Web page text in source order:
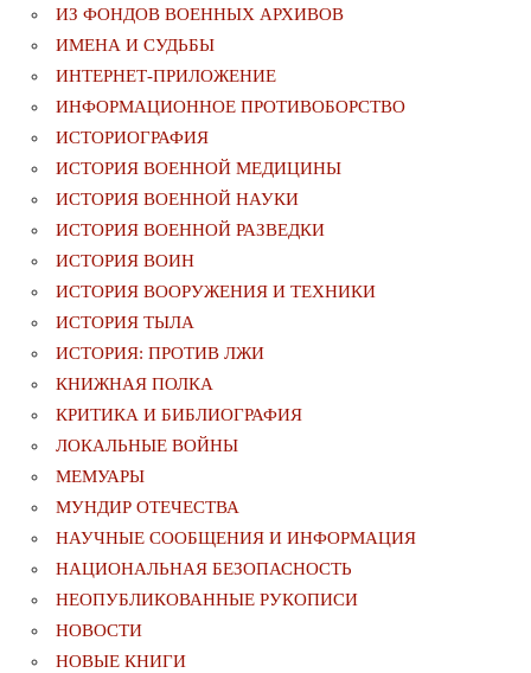
ИЗ ФОНДОВ ВОЕННЫХ АРХИВОВ
ИМЕНА И СУДЬБЫ
ИНТЕРНЕТ-ПРИЛОЖЕНИЕ
ИНФОРМАЦИОННОЕ ПРОТИВОБОРСТВО
ИСТОРИОГРАФИЯ
ИСТОРИЯ ВОЕННОЙ МЕДИЦИНЫ
ИСТОРИЯ ВОЕННОЙ НАУКИ
ИСТОРИЯ ВОЕННОЙ РАЗВЕДКИ
ИСТОРИЯ ВОИН
ИСТОРИЯ ВООРУЖЕНИЯ И ТЕХНИКИ
ИСТОРИЯ ТЫЛА
ИСТОРИЯ: ПРОТИВ ЛЖИ
КНИЖНАЯ ПОЛКА
КРИТИКА И БИБЛИОГРАФИЯ
ЛОКАЛЬНЫЕ ВОЙНЫ
МЕМУАРЫ
МУНДИР ОТЕЧЕСТВА
НАУЧНЫЕ СООБЩЕНИЯ И ИНФОРМАЦИЯ
НАЦИОНАЛЬНАЯ БЕЗОПАСНОСТЬ
НЕОПУБЛИКОВАННЫЕ РУКОПИСИ
НОВОСТИ
НОВЫЕ КНИГИ